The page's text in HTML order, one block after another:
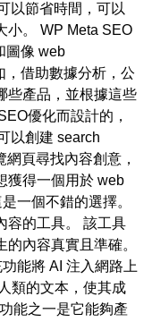
以節省時間，可以
小。 WP Meta SEO
圖像 web
，借助數據分析，公
些產品，並根據這些
優化而設計的，
以創建 search
頁尋找內容創意，
獲得一個用於 web
一個不錯的選擇。
容的工具。 該工具
內容真實且準確。
能將 AI 注入網路上
類的文本，使其成
能之一是它能夠產